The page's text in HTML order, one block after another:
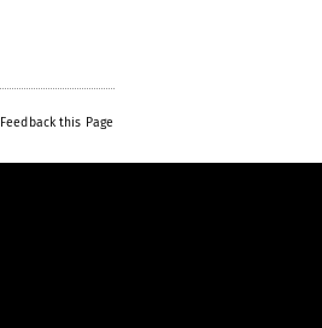
Feedback this Page